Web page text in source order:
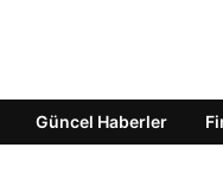
Güncel Haberler